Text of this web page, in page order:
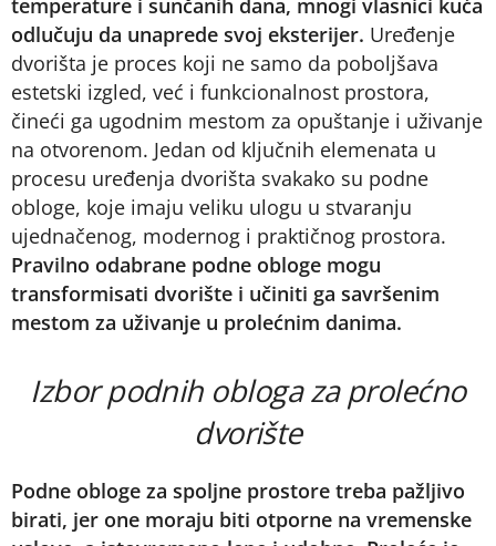
temperature i sunčanih dana, mnogi vlasnici kuća
odlučuju da unaprede svoj eksterijer. Uređenje
dvorišta je proces koji ne samo da poboljšava
estetski izgled, već i funkcionalnost prostora,
čineći ga ugodnim mestom za opuštanje i uživanje
na otvorenom. Jedan od ključnih elemenata u
procesu uređenja dvorišta svakako su podne
obloge, koje imaju veliku ulogu u stvaranju
ujednačenog, modernog i praktičnog prostora.
Pravilno odabrane podne obloge mogu
transformisati dvorište i učiniti ga savršenim
mestom za uživanje u prolećnim danima.
Izbor podnih obloga za prolećno
dvorište
Podne obloge za spoljne prostore treba pažljivo
birati, jer one moraju biti otporne na vremenske